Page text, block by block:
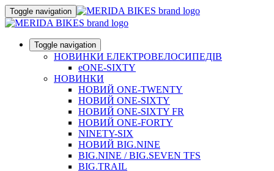
Toggle navigation
Toggle navigation
НОВИНКИ ЕЛЕКТРОВЕЛОСИПЕДІВ
eONE-SIXTY
НОВИНКИ
НОВИЙ ONE-TWENTY
НОВИЙ ONE-SIXTY
НОВИЙ ONE-SIXTY FR
НОВИЙ ONE-FORTY
NINETY-SIX
НОВИЙ BIG.NINE
BIG.NINE / BIG.SEVEN TFS
BIG.TRAIL